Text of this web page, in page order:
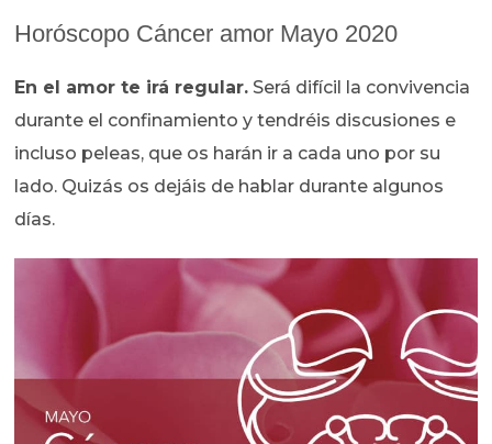
Horóscopo Cáncer amor Mayo 2020
En el amor te irá regular. Será difícil la convivencia
durante el confinamiento y tendréis discusiones e
incluso peleas, que os harán ir a cada uno por su
lado. Quizás os dejáis de hablar durante algunos
días.